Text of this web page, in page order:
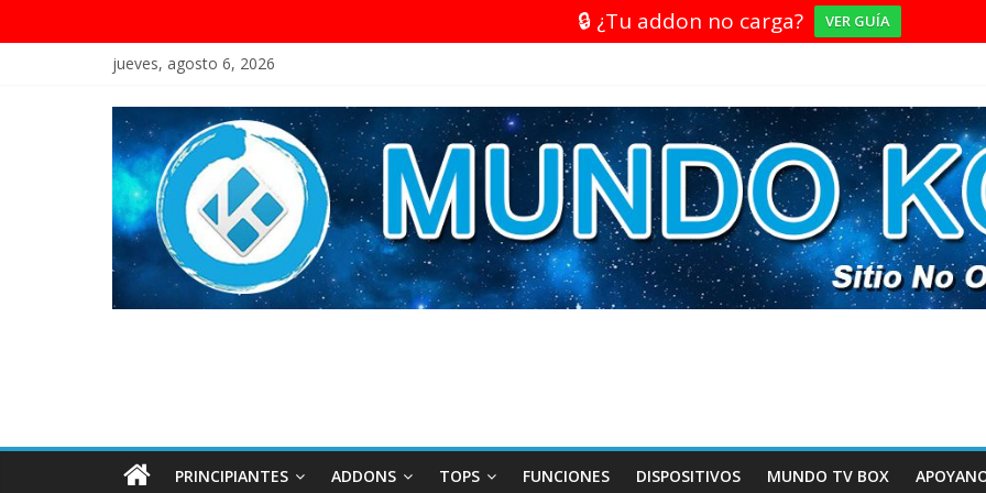
🔒 ¿Tu addon no carga? VER GUÍA
jueves, agosto 6, 2026
PRINCIPIANTES ADDONS TOPS FUNCIONES DISPOSITIVOS MUNDO TV BOX